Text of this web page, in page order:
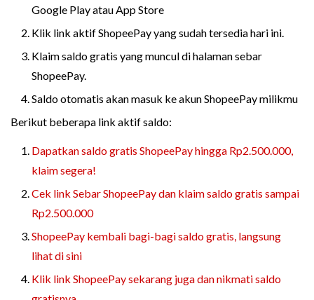
Google Play atau App Store
Klik link aktif ShopeePay yang sudah tersedia hari ini.
Klaim saldo gratis yang muncul di halaman sebar
ShopeePay.
Saldo otomatis akan masuk ke akun ShopeePay milikmu
Berikut beberapa link aktif saldo:
Dapatkan saldo gratis ShopeePay hingga Rp2.500.000,
klaim segera!
Cek link Sebar ShopeePay dan klaim saldo gratis sampai
Rp2.500.000
ShopeePay kembali bagi-bagi saldo gratis, langsung
lihat di sini
Klik link ShopeePay sekarang juga dan nikmati saldo